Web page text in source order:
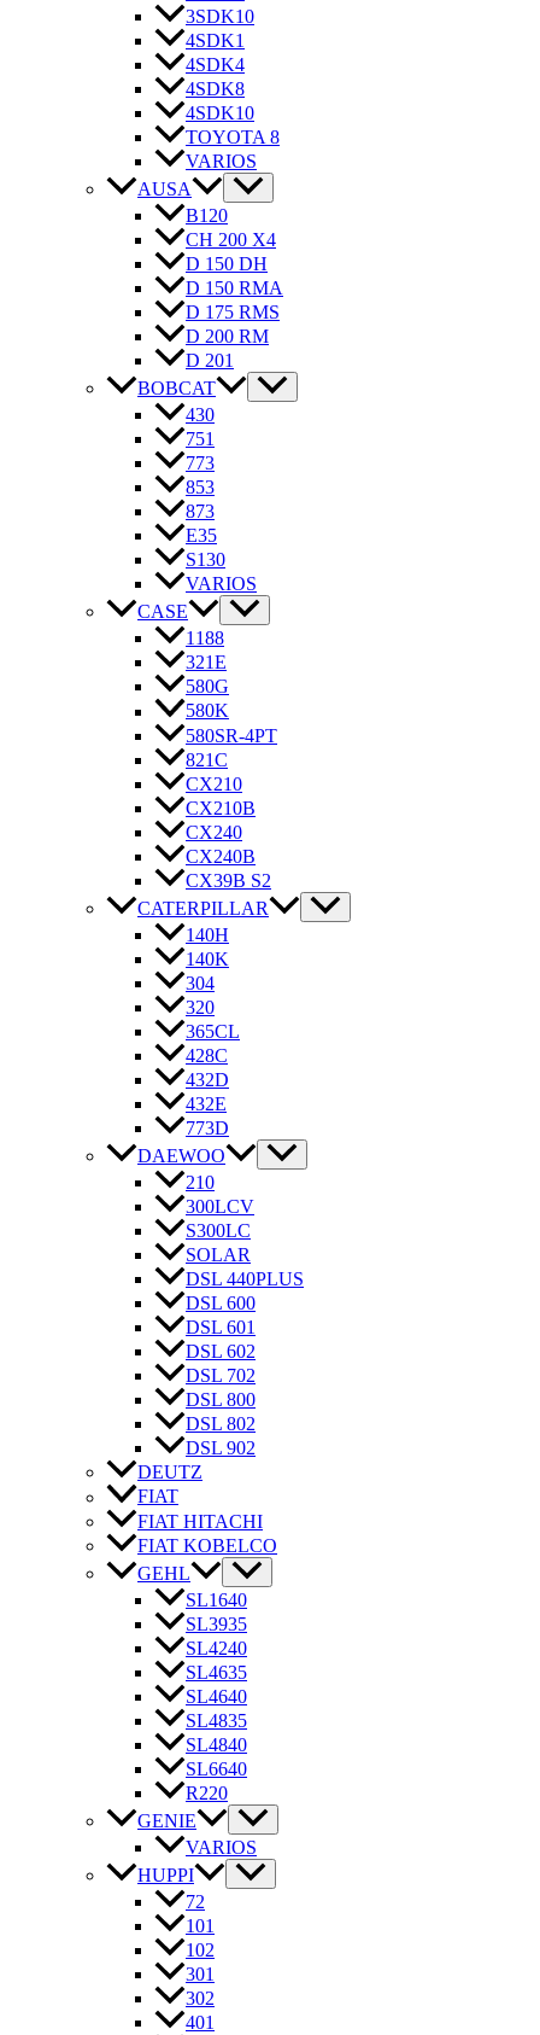
3SDK10
4SDK1
4SDK4
4SDK8
4SDK10
TOYOTA 8
VARIOS
AUSA
B120
CH 200 X4
D 150 DH
D 150 RMA
D 175 RMS
D 200 RM
D 201
BOBCAT
430
751
773
853
873
E35
S130
VARIOS
CASE
1188
321E
580G
580K
580SR-4PT
821C
CX210
CX210B
CX240
CX240B
CX39B S2
CATERPILLAR
140H
140K
304
320
365CL
428C
432D
432E
773D
DAEWOO
210
300LCV
S300LC
SOLAR
DSL 440PLUS
DSL 600
DSL 601
DSL 602
DSL 702
DSL 800
DSL 802
DSL 902
DEUTZ
FIAT
FIAT HITACHI
FIAT KOBELCO
GEHL
SL1640
SL3935
SL4240
SL4635
SL4640
SL4835
SL4840
SL6640
R220
GENIE
VARIOS
HUPPI
72
101
102
301
302
401